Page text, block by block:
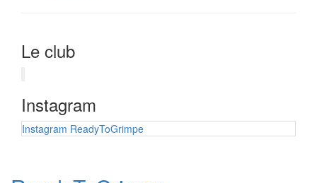
Le club
Instagram
Instagram ReadyToGrimpe